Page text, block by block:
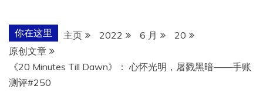
你在这里 主页 2022 6 月
20
原创文章
《20 Minutes Till Dawn》： 心怀光明，屠戮黑暗——手账
测评#250